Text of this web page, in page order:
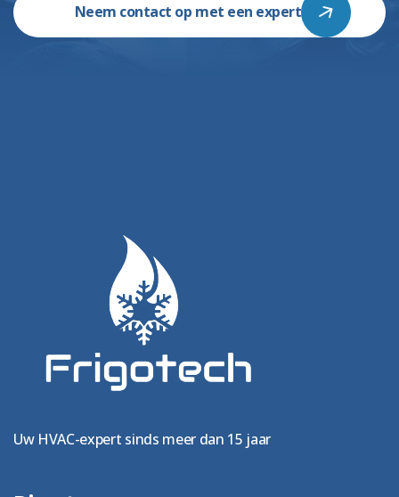
Neem contact op met een expert
Uw HVAC-expert sinds meer dan 15 jaar